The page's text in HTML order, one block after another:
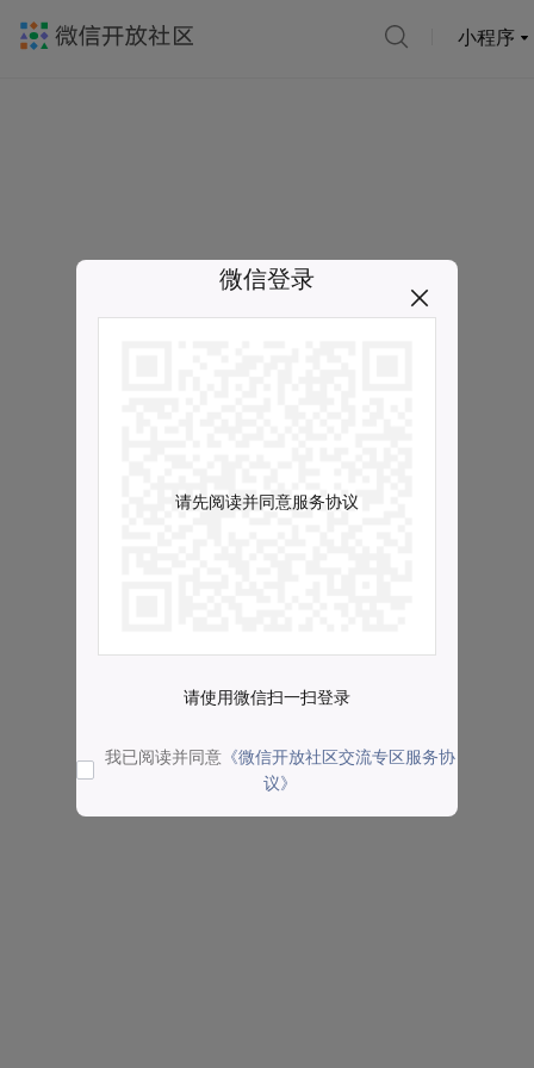
小程序
微信登录
请先阅读并同意服务协议
请使用微信扫一扫登录
我已阅读并同意 《微信开放社区交流专区服务协
议》